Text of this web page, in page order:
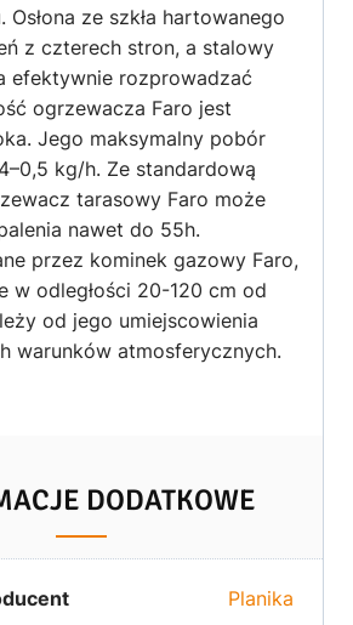
Osłona ze szkła hartowanego
z czterech stron, a stalowy
efektywnie rozprowadzać
ogrzewacza Faro jest
Jego maksymalny pobór
kg/h. Ze standardową
tarasowy Faro może
nawet do 55h.
przez kominek gazowy Faro,
w odległości 20-120 cm od
od jego umiejscowienia
warunków atmosferycznych.
DODATKOWE
Planika